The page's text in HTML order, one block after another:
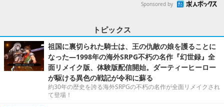
Sponsored by
トピックス
祖国に裏切られた騎士は、王の仇敵の娘を護ることに
なった―1998年の海外SRPG不朽の名作『幻世録』全
面リメイク版、体験版配信開始。ダーティーヒーロー
が駆ける異色の戦記が令和に蘇る
約30年の歴史を誇る海外SRPGの不朽の名作が全面リメイクされ
て登場！